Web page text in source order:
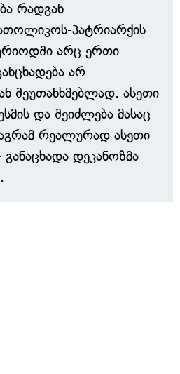
რადგან
პატრიარქის
არც ერთი
არ
შეუთანხმებლად. ასეთი
და შეიძლება მასაც
რეალურად ასეთი
დეკანოზმა